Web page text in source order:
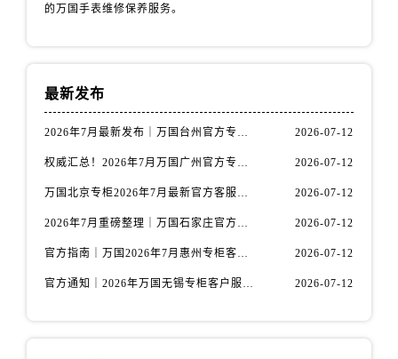
的万国手表维修保养服务。
最新发布
2026年7月最新发布｜万国台州官方专柜客户服务热线与专柜信息攻略 2026-07-12
权威汇总！2026年7月万国广州官方专柜客户服务电话及门店名录 2026-07-12
万国北京专柜2026年7月最新官方客服热线｜门店信息及服务攻略发布 2026-07-12
2026年7月重磅整理｜万国石家庄官方专柜服务电话&客户服务中心公告 2026-07-12
官方指南｜万国2026年7月惠州专柜客户服务热线与门店信息全攻略 2026-07-12
官方通知｜2026年万国无锡专柜客户服务热线全新升级（附7月最新专柜信息汇总） 2026-07-12